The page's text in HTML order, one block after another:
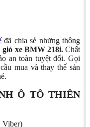
đã chia sẻ những thông
xe BMW 218i.Chất
an toàn tuyệt đối. Gọi
mua và thay thế sản
Ô TÔ THIÊN
Viber)